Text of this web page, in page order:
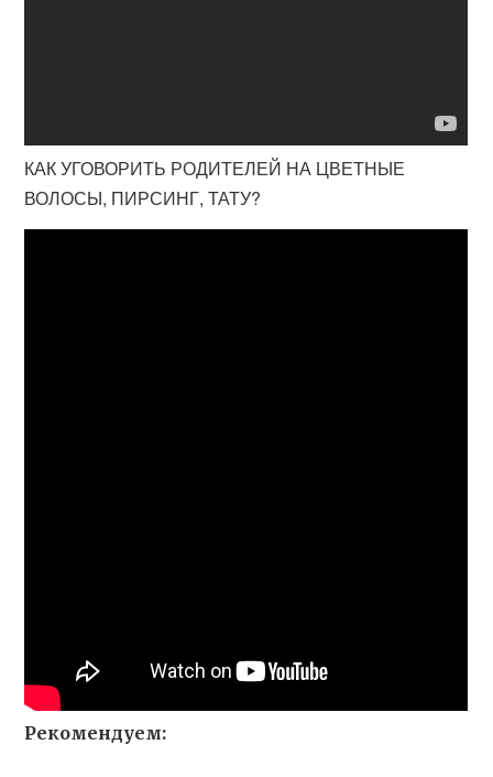
КАК УГОВОРИТЬ РОДИТЕЛЕЙ НА ЦВЕТНЫЕ
ВОЛОСЫ, ПИРСИНГ, ТАТУ?
Рекомендуем: